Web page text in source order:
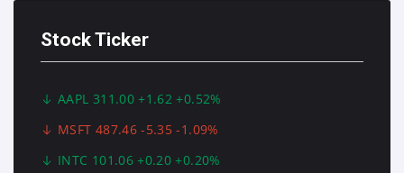
Stock Ticker
AAPL 311.00 +1.62 +0.52%
MSFT 487.46 -5.35 -1.09%
INTC 101.06 +0.20 +0.20%